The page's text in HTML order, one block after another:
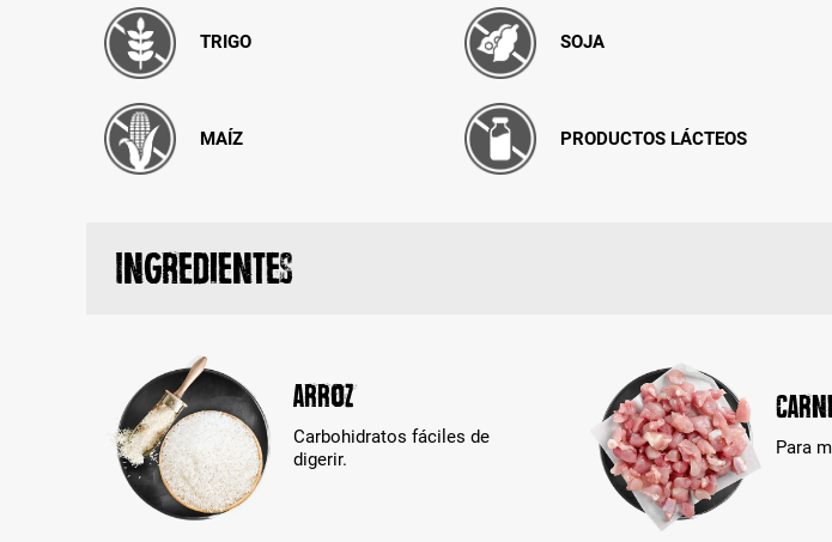
TRIGO SOJA
MAÍZ PRODUCTOS LÁCTEOS
Ingredientes
Arroz
Carbohidratos fáciles de
digerir.
Para